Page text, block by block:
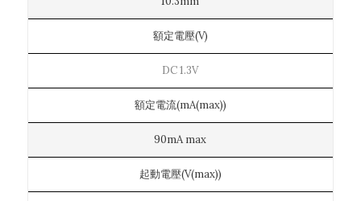
額定電壓(V)
DC 1.3V
額定電流(mA(max))
90mA max
起動電壓(V(max))